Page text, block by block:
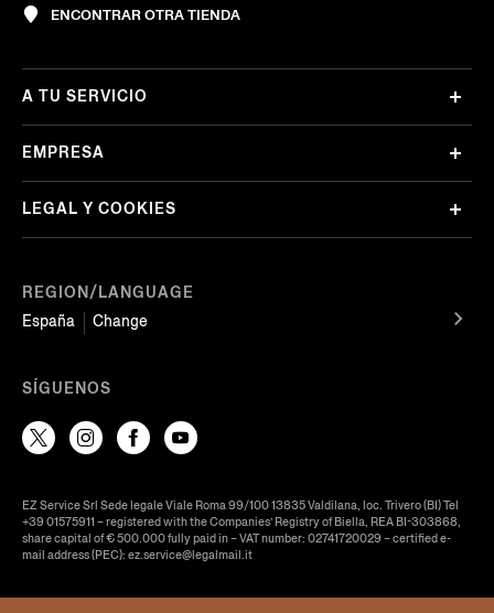
ENCONTRAR OTRA TIENDA
REGION/LANGUAGE
España
Change
A TU SERVICIO
EMPRESA
LEGAL Y COOKIES
SÍGUENOS
EZ Service Srl Sede legale Viale Roma 99/100 13835 Valdilana, loc. Trivero (BI) Tel
+39 01575911 – registered with the Companies’ Registry of Biella, REA BI-303868,
share capital of € 500.000 fully paid in – VAT number: 02741720029 – certified e-
mail address (PEC): ez.service@legalmail.it